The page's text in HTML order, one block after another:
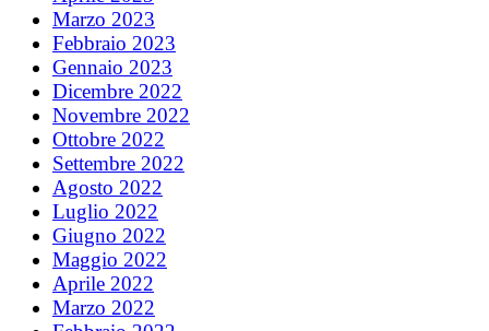
Marzo 2023
Febbraio 2023
Gennaio 2023
Dicembre 2022
Novembre 2022
Ottobre 2022
Settembre 2022
Agosto 2022
Luglio 2022
Giugno 2022
Maggio 2022
Aprile 2022
Marzo 2022